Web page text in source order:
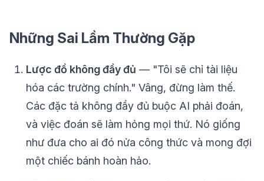
Những Sai Lầm Thường Gặp
Lược đồ không đầy đủ — "Tôi sẽ chỉ tài liệu
hóa các trường chính." Vâng, đừng làm thế.
Các đặc tả không đầy đủ buộc AI phải đoán,
và việc đoán sẽ làm hỏng mọi thứ. Nó giống
như đưa cho ai đó nửa công thức và mong đợi
một chiếc bánh hoàn hảo.